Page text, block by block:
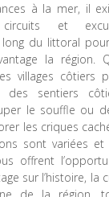
à la mer, il
et
du littoral
la région.
villages côtiers
des sentiers
le souffle ou
les criques
sont variées et
offrent
sur l’histoire, la